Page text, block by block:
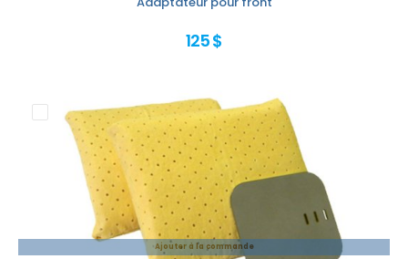
125 $
Ajouter à la commande